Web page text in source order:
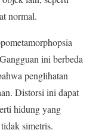
normal.
ini berbeda
penglihatan
Distorsi ini dapat
hidung yang
simetris.